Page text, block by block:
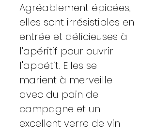
Agréablement épicées,
elles sont irrésistibles en
entrée et délicieuses à
l'apéritif pour ouvrir
l'appétit. Elles se
marient à merveille
avec du pain de
campagne et un
excellent verre de vin